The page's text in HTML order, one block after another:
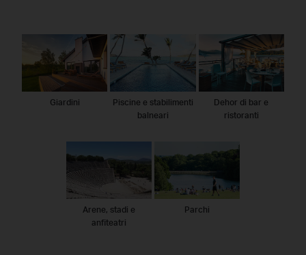
Giardini
Piscine e stabilimenti
balneari
Dehor di bar e
ristoranti
Arene, stadi e
anfiteatri
Parchi